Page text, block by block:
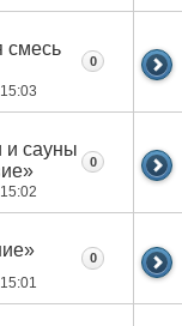
смесь
15:03
0
и сауны
15:02
0
15:01
0